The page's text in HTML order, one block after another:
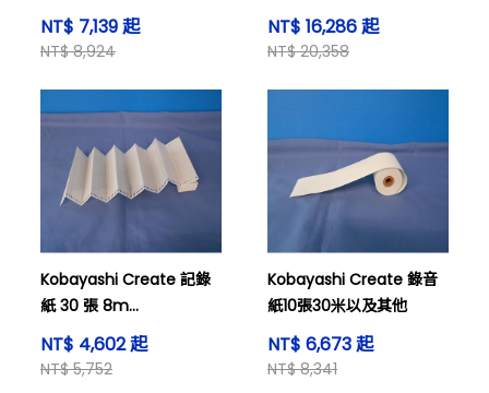
NT$ 7,139 起
NT$ 8,924
NT$ 16,286 起
NT$ 20,358
Kobayashi Create 記錄
紙 30 張 8m
HPSAB001A010501(K)
NT$ 4,602 起
NT$ 5,752
Kobayashi Create 錄音
紙10張30米以及其他
NT$ 6,673 起
NT$ 8,341